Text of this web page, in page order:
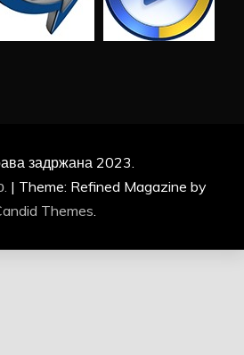
задржана 2023.
| Theme: Refined Magazine by
Themes.